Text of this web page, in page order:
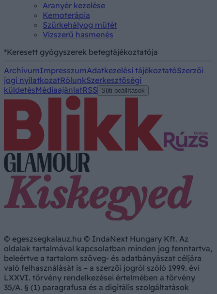
Aranyér kezelése
Kemoterápia
Szürkehályog műtét
Vízszerű hasmenés
*Keresett gyógyszerek betegtájékoztatója
ArchívumImpresszumAdatkezelési tájékoztatóSzerzői
jogi nyilatkozatRólunkSzerkesztőségi
küldetésMédiaajánlatRSS Süti beállítások
© egeszsegkalauz.hu © IndaNext Hungary Kft. Az
oldalak tartalmával kapcsolatban minden jog fenntartva,
beleértve a tartalom szöveg- és adatbányászat céljára
való felhasználását is – a szerzői jogról szóló 1999. évi
LXXVI. törvény rendelkezései értelmében a törvény
35/A. § (1) paragrafusa és a digitális szolgáltatások